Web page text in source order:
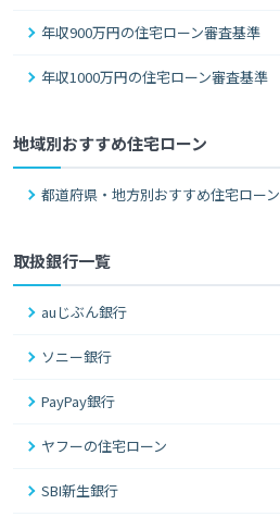
年収900万円の住宅ローン審査基準
年収1000万円の住宅ローン審査基準
地域別おすすめ住宅ローン
都道府県・地方別おすすめ住宅ローン
取扱銀行一覧
auじぶん銀行
ソニー銀行
PayPay銀行
ヤフーの住宅ローン
SBI新生銀行